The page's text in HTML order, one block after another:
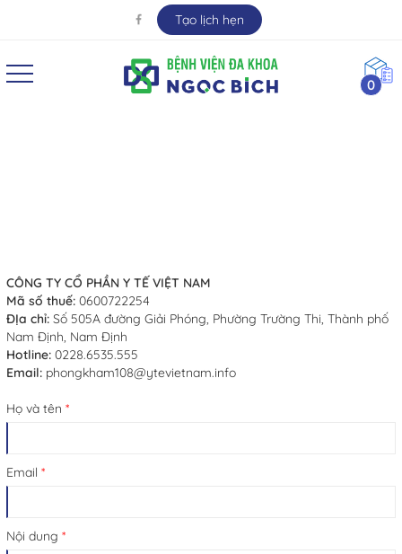
Tạo lịch hẹn
0
CÔNG TY CỔ PHẦN Y TẾ VIỆT NAM
Mã số thuế: 0600722254
ĐỊa chỉ: Số 505A đường Giải Phóng, Phường Trường Thi, Thành phố
Nam Định, Nam Định
Hotline: 0228.6535.555
Email: phongkham108@ytevietnam.info
Họ và tên *
Email *
Nội dung *